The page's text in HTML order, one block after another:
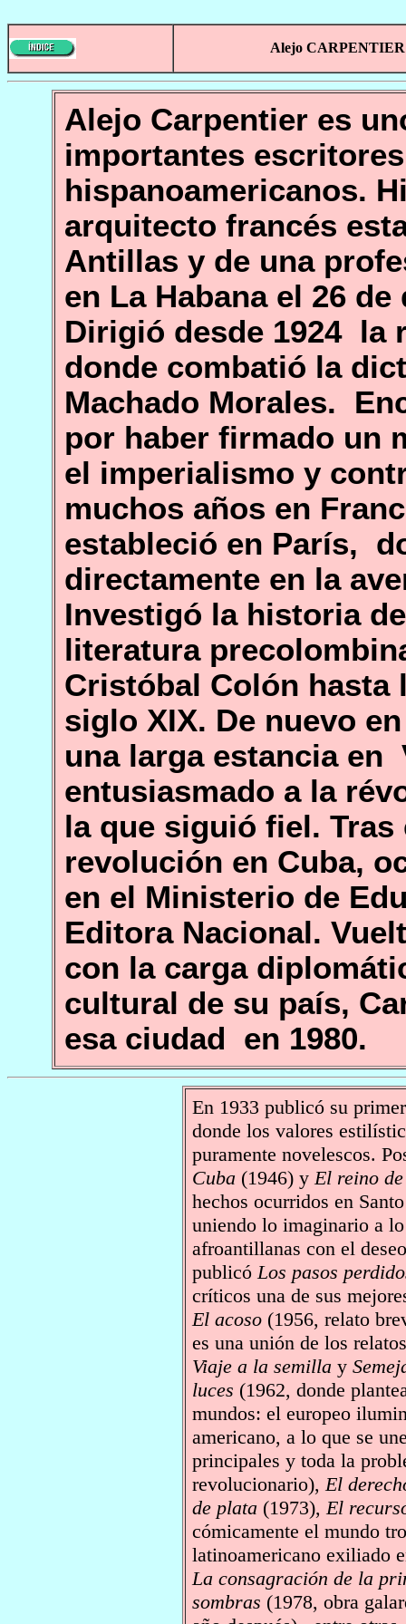
Alejo CARPENTIER
Alejo Carpentier es
importantes
hispanoamericanos.
arquitecto francés
Antillas y de una
en La Habana el 26
Dirigió desde 1924 la
donde combatió la
Machado Morales.
por haber firmado un
el imperialismo y
muchos años en
estableció en París,
directamente en la
Investigó la historia
literatura
Cristóbal Colón hasta
siglo XIX. De nuevo
una larga estancia en
entusiasmado a la
la que siguió fiel.
revolución en Cuba,
en el Ministerio de
Editora Nacional.
con la carga
cultural de su país,
esa ciudad en 1980.
En 1933 publicó su
donde los valores
puramente novelescos.
Cuba (1946) yEl reino
hechos ocurridos en
uniendo lo imaginario a
afroantillanas con el
publicóLos pasos
críticos una de sus
El acoso (1956, relato
es una unión de los
Viaje a la semilla y
luces (1962, donde
mundos: el europeo
americano, a lo que se
principales y toda la
revolucionario),El
de plata (1973),El
cómicamente el mundo
latinoamericano exiliado
La consagración de la
sombras (1978, obra